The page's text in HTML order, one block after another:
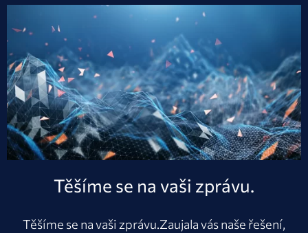
Těšíme se na vaši zprávu.
Těšíme se na vaši zprávu.Zaujala vás naše řešení,